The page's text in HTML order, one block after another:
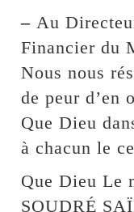
– Au
Financier du
Nous nous
de peur d’en
Que Dieu
à chacun le
Que Dieu Le
SOUDRÉ